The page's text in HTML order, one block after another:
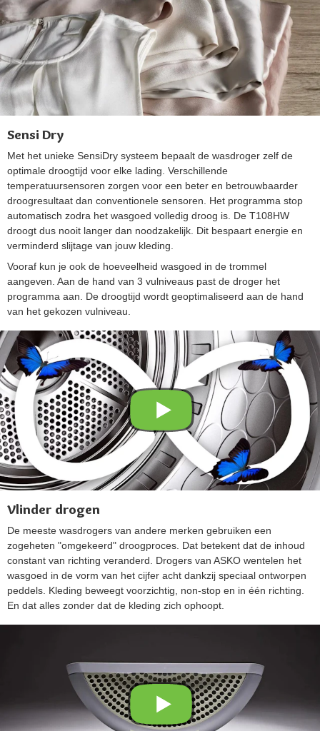
Sensi Dry
Met het unieke SensiDry systeem bepaalt de wasdroger zelf de
optimale droogtijd voor elke lading. Verschillende
temperatuursensoren zorgen voor een beter en betrouwbaarder
droogresultaat dan conventionele sensoren. Het programma stop
automatisch zodra het wasgoed volledig droog is. De T108HW
droogt dus nooit langer dan noodzakelijk. Dit bespaart energie en
verminderd slijtage van jouw kleding.
Vooraf kun je ook de hoeveelheid wasgoed in de trommel
aangeven. Aan de hand van 3 vulniveaus past de droger het
programma aan. De droogtijd wordt geoptimaliseerd aan de hand
van het gekozen vulniveau.
Vlinder drogen
De meeste wasdrogers van andere merken gebruiken een
zogeheten "omgekeerd" droogproces. Dat betekent dat de inhoud
constant van richting veranderd. Drogers van ASKO wentelen het
wasgoed in de vorm van het cijfer acht dankzij speciaal ontworpen
peddels. Kleding beweegt voorzichtig, non-stop en in één richting.
En dat alles zonder dat de kleding zich ophoopt.